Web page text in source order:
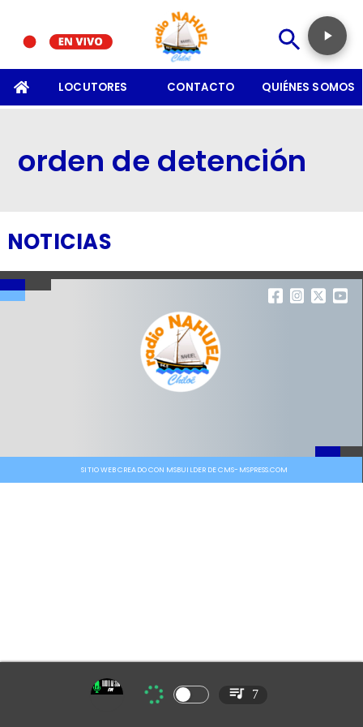
LOCUTORES CONTACTO QUIÉNES SOMOS
orden de detención
NOTICIAS
SITIO WEB CREADO CON MSBUILDER DE CMS-MSPRESS.COM
7